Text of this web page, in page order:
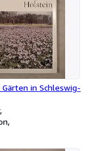
Gärten in Schleswig-